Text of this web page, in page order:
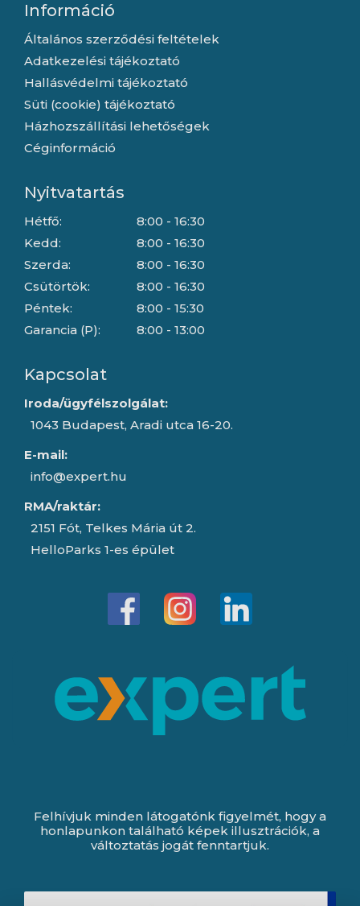
Információ
Általános szerződési feltételek
Adatkezelési tájékoztató
Hallásvédelmi tájékoztató
Süti (cookie) tájékoztató
Házhozszállítási lehetőségek
Céginformáció
Nyitvatartás
Hétfő:
Kedd:
Szerda:
Csütörtök:
Péntek:
Garancia (P):
8:00 - 16:30
8:00 - 16:30
8:00 - 16:30
8:00 - 16:30
8:00 - 15:30
8:00 - 13:00
Kapcsolat
Iroda/ügyfélszolgálat:
1043 Budapest, Aradi utca 16-20.
E-mail:
info@expert.hu
RMA/raktár:
2151 Fót, Telkes Mária út 2.
HelloParks 1-es épület
Felhívjuk minden látogatónk figyelmét, hogy a
honlapunkon található képek illusztrációk, a
változtatás jogát fenntartjuk.